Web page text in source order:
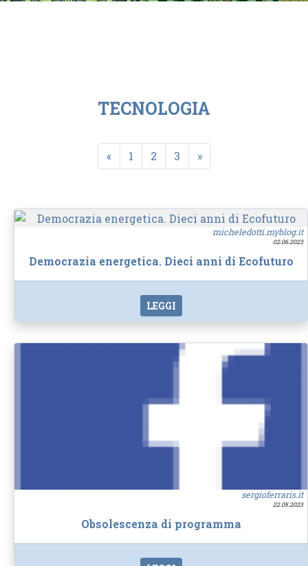
TECNOLOGIA
« 1 2 3 »
micheledotti.myblog.it
02.06.2023
Democrazia energetica. Dieci anni di Ecofuturo
LEGGI
sergioferraris.it
22.05.2023
Obsolescenza di programma